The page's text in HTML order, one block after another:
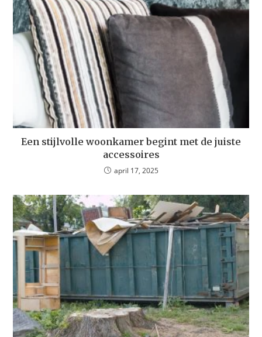
Een stijlvolle woonkamer begint met de juiste
accessoires
april 17, 2025